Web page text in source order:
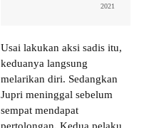
2021
Usai lakukan aksi sadis itu,
keduanya langsung
melarikan diri. Sedangkan
Jupri meninggal sebelum
sempat mendapat
pertolongan. Kedua pelaku